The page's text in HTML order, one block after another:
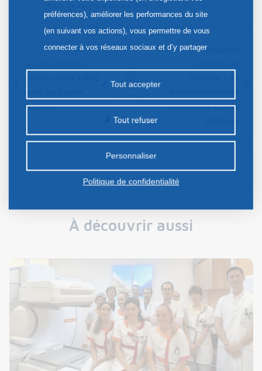
Baclesse
L’association
soutient le Centre
À découvrir aussi
préférences), améliorer les performances du site
(en suivant vos actions), vous permettre de vous
connecter à vos réseaux sociaux et d’y partager
la publicité personnalisée sur notre site ou ceux de
nos partenaires. Certains traceurs non classés
préalable.
Tout accepter
Tout refuser
Personnaliser
Politique de confidentialité